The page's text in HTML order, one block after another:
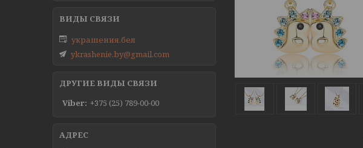
украшения.бел
ykrashenie.by@gmail.com
ДРУГИЕ ВИДЫ СВЯЗИ
Viber +375 (25) 789-00-00